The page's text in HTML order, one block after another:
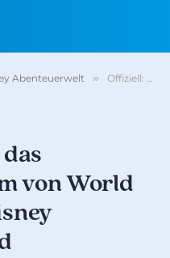
Abenteuerwelt » Offiziell: Dies ist das Eröffnungsdatum von World of Frozen und Disney Adventure World
von World